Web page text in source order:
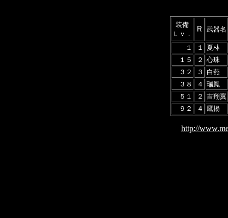
装備
Ｌｖ．
Ｒ 武器名
１ １
夏林
１５
２ 心珠
３２
３
白燕
３８
４ 瑞鳳
５１
２ 吉翔翼
９２
４ 鷹揚
http://